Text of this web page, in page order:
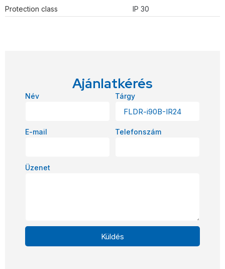
Protection class
IP 30
Ajánlatkérés
Név Tárgy
E-mail Telefonszám
Üzenet
Küldés